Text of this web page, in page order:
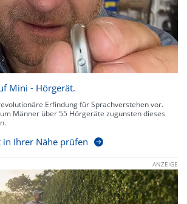
Mini - Hörgerät.
Erfindung für Sprachverstehen vor.
Männer über 55 Hörgeräte zugunsten dieses
in Ihrer Nähe prüfen
ANZEIGE